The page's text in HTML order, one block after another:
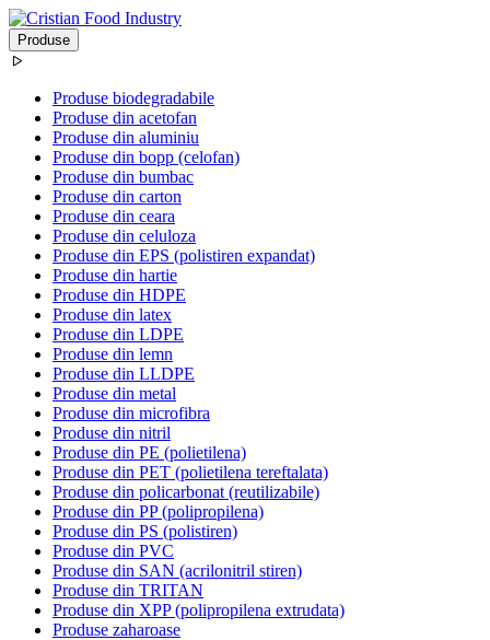
Produse
Produse biodegradabile
Produse din acetofan
Produse din aluminiu
Produse din bopp (celofan)
Produse din bumbac
Produse din carton
Produse din ceara
Produse din celuloza
Produse din EPS (polistiren expandat)
Produse din hartie
Produse din HDPE
Produse din latex
Produse din LDPE
Produse din lemn
Produse din LLDPE
Produse din metal
Produse din microfibra
Produse din nitril
Produse din PE (polietilena)
Produse din PET (polietilena tereftalata)
Produse din policarbonat (reutilizabile)
Produse din PP (polipropilena)
Produse din PS (polistiren)
Produse din PVC
Produse din SAN (acrilonitril stiren)
Produse din TRITAN
Produse din XPP (polipropilena extrudata)
Produse zaharoase